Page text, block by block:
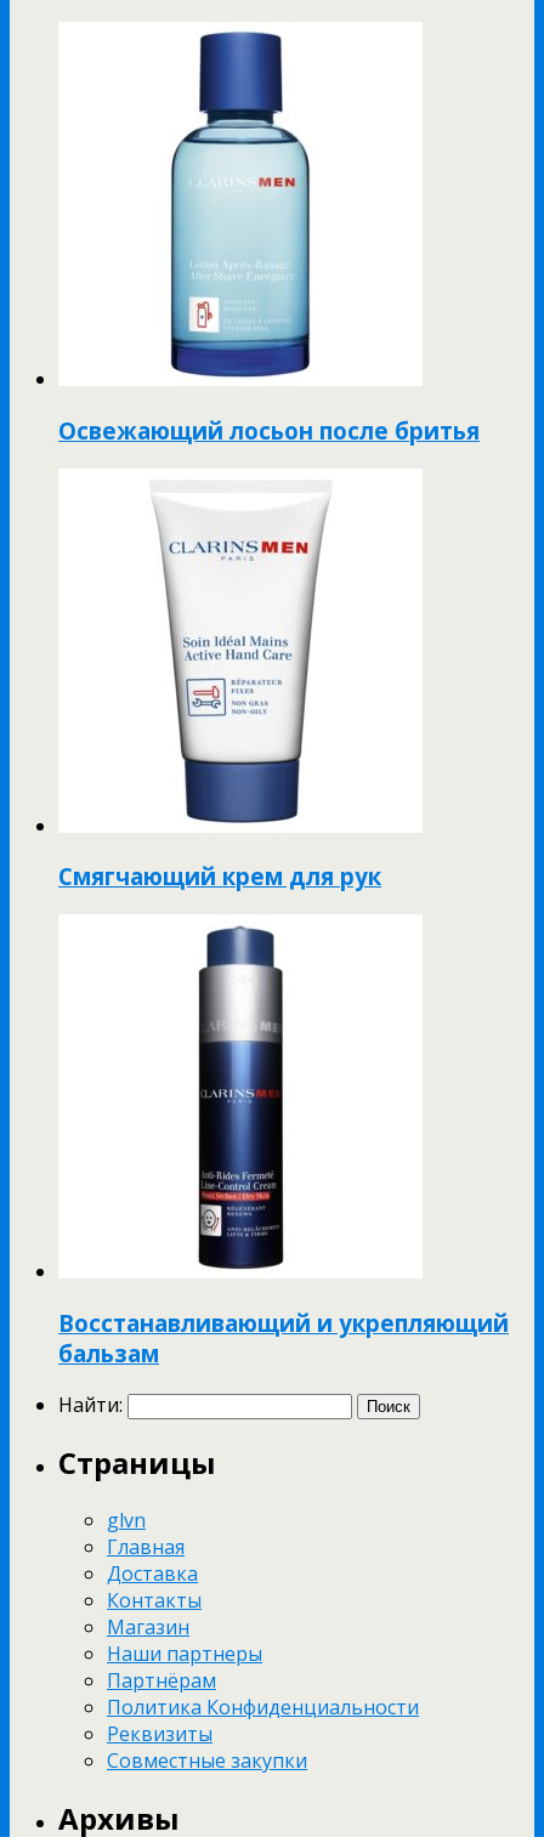
Освежающий лосьон после бритья
Смягчающий крем для рук
Восстанавливающий и укрепляющий
бальзам
Найти:
Страницы
glvn
Главная
Доставка
Контакты
Магазин
Наши партнеры
Партнёрам
Политика Конфиденциальности
Реквизиты
Совместные закупки
Архивы